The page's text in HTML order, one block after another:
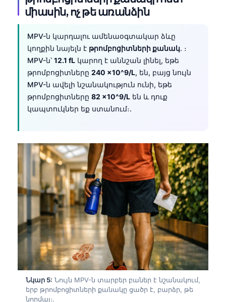
միասին, ոչ թե առանձին
MPV-ն կարդալու ամենաօգտակար ձևը
կողքին նայելն է թրոմբոցիտների քանակ. ։
MPV-ն՝ 12.1 fL կարող է աննշան լինել, եթե
թրոմբոցիտները 240 ×10^9/L, են, բայց նույն
MPV-ն ավելի նշանակություն ունի, եթե
թրոմբոցիտները 82 ×10^9/L են և դուք
կապտուկներ եք ստանում։.
Նկար 5: Նույն MPV-ն տարբեր բաներ է նշանակում,
երբ թրոմբոցիտների քանակը ցածր է, բարձր, թե
նորմալ։.
සිංහල
অসমীয়া
Galego
Latviešu valoda
Македонски јазик
Euskara
Gàidhlig
Occitan
العربية المغربية
Afrikaans
ພາສາລາວ
Basa Jawa
Cebuano
ئۇيغۇرچە
Кыргызча
Беларуская мова